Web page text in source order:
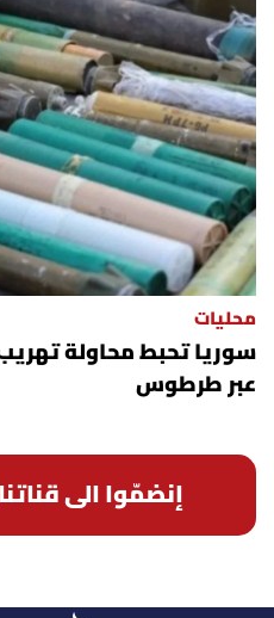
محليات
سوريا تحبط محاولة
عبر طرطوس
إنضمّوا الى